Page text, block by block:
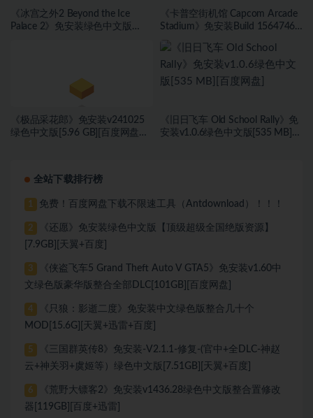
《冰宫之外2 Beyond the Ice
Palace 2》免安装绿色中文版
《卡普空街机馆 Capcom Arcade
Stadium》免安装Build 15647467
《极品采花郎》免安装v241025
绿色中文版[5.96 GB][百度网盘
《旧日飞车 Old School Rally》免
安装v1.0.6绿色中文版[535 MB]
全站下载排行榜
1 免费！百度网盘下载不限速工具（Antdownload）！！！
2
《还愿》免安装绿色中文版【顶级超级全国绝版资源】
[7.9GB][天翼+百度]
3
《侠盗飞车5 Grand Theft Auto V GTA5》免安装v1.60中
文绿色版豪华版整合全部DLC[101GB][百度网盘]
4
《只狼：影逝二度》免安装中文绿色版整合几十个
MOD[15.6G][天翼+迅雷+百度]
5
《三国群英传8》免安装-V2.1.1-修复-(官中+全DLC-神赵
云+神关羽+虞姬等）绿色中文版[7.51GB][天翼+百度]
6
《荒野大镖客2》免安装v1436.28绿色中文版整合置修改
器[119GB][百度+迅雷]